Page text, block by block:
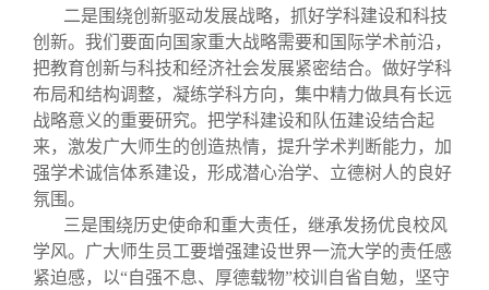
二是围绕创新驱动发展战略，抓好学科建设和科技
创新。我们要面向国家重大战略需要和国际学术前沿，
把教育创新与科技和经济社会发展紧密结合。做好学科
布局和结构调整，凝练学科方向，集中精力做具有长远
战略意义的重要研究。把学科建设和队伍建设结合起
来，激发广大师生的创造热情，提升学术判断能力，加
强学术诚信体系建设，形成潜心治学、立德树人的良好
氛围。
三是围绕历史使命和重大责任，继承发扬优良校风
学风。广大师生员工要增强建设世界一流大学的责任感
紧迫感，以“自强不息、厚德载物”校训自省自勉，坚守